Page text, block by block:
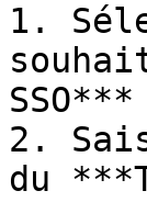
1.
2.
du